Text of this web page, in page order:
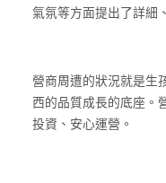
氣氛等方面提出了詳細
營商周遭的狀況就是生
西的品質成長的底座。
投資、安心運營。